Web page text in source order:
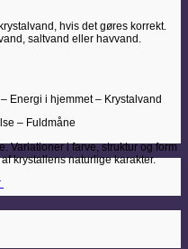
hvis det gøres korrekt.
saltvand eller havvand.
Energi i hjemmet – Krystalvand
– Fuldmåne
Variationer i farve, struktur og form
krystallens naturlige karakter.